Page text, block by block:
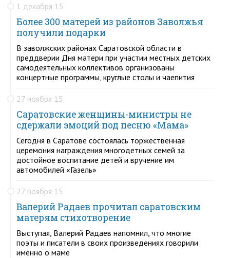
1 декабря 15
Более 300 матерей из районов Заволжья
получили подарки
В заволжских районах Саратовской области в
преддверии Дня матери при участии местных детских
самодеятельных коллективов организованы
концертные программы, круглые столы и чаепития
27 ноября 15
Саратовские женщины-министры не
сдержали эмоций под песню «Мама»
Сегодня в Саратове состоялась торжественная
церемония награждения многодетных семей за
достойное воспитание детей и вручение им
автомобилей «Газель»
27 ноября 15
Валерий Радаев прочитал саратовским
матерям стихотворение
Выступая, Валерий Радаев напомнил, что многие
поэты и писатели в своих произведениях говорили
именно о маме